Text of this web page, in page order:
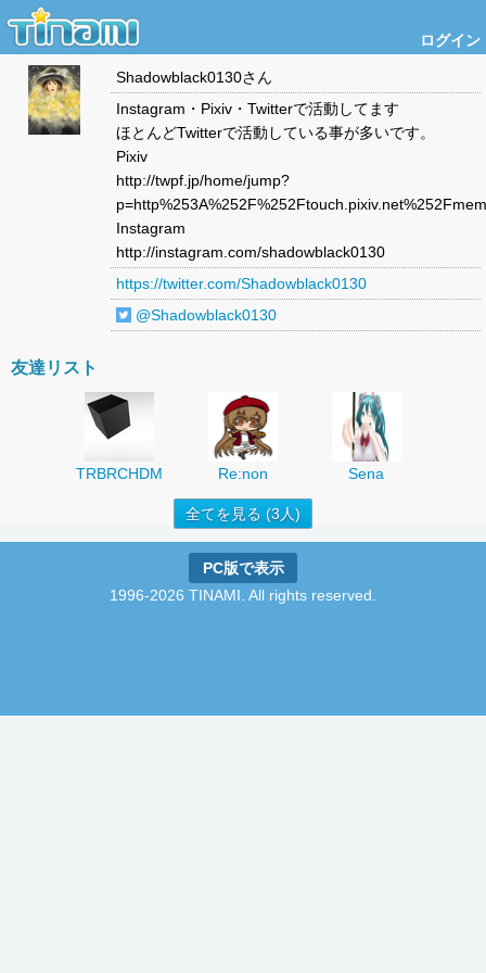
ログイン
Shadowblack0130さん
Instagram・Pixiv・Twitterで活動してます
ほとんどTwitterで活動している事が多いです。
Pixiv
http://twpf.jp/home/jump?
Instagram
http://instagram.com/shadowblack0130
https://twitter.com/Shadowblack0130
@Shadowblack0130
友達リスト
TRBRCHDM Re:non Sena
全てを見る (3人)
PC版で表示
1996-2026 TINAMI. All rights reserved.